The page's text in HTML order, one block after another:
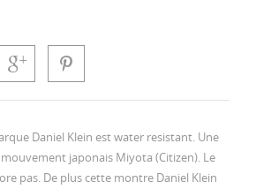
Daniel Klein est water resistant. Une
japonais Miyota (Citizen). Le
pas. De plus cette montre Daniel Klein